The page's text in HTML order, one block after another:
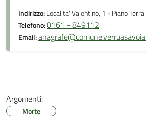
Indirizzo:Localita' Valentino, 1 - Piano Terra
Telefono:0161 - 849112
Email:
Argomenti:
Morte